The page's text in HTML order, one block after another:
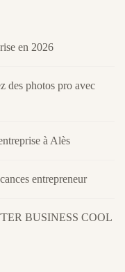
en 2026
des photos pro avec
à Alès
entrepreneur
BUSINESS COOL